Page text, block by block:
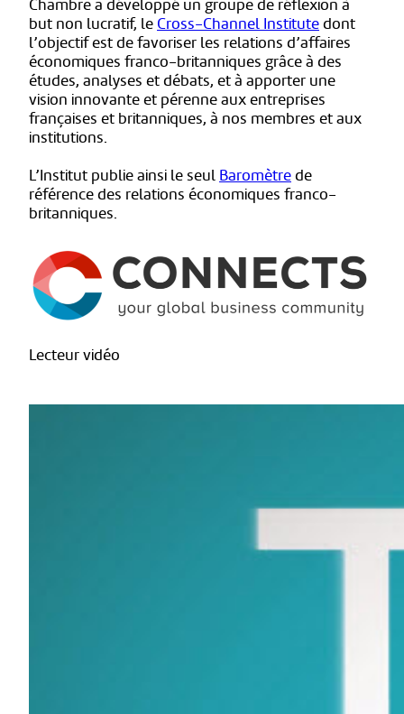
Chambre a développé un groupe de réflexion à
but non lucratif, le Cross-Channel Institutedont
l’objectif est de favoriser les relations d’affaires
économiques franco-britanniques grâce à des
études, analyses et débats, et à apporter une
vision innovante et pérenne aux entreprises
françaises et britanniques, à nos membres et aux
institutions.
L’Institut publie ainsi le seul Baromètrede
référence des relations économiques franco-
britanniques.
Lecteur vidéo